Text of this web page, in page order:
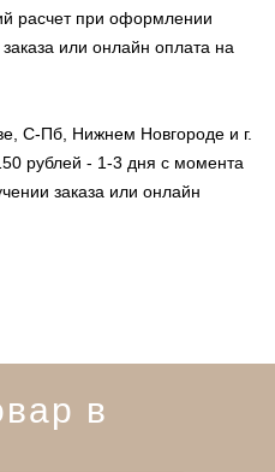
расчет при оформлении
или онлайн оплата на
С-Пб, Нижнем Новгороде и г.
рублей - 1-3 дня с момента
заказа или онлайн
в